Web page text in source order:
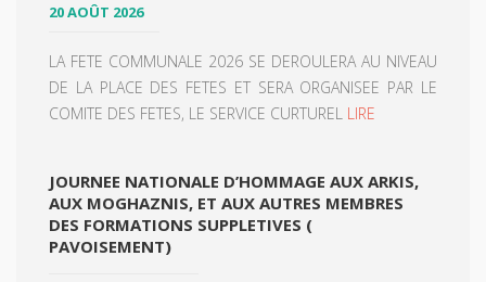
20 AOÛT 2026
LA FETE COMMUNALE 2026 SE DEROULERA AU NIVEAU
DE LA PLACE DES FETES ET SERA ORGANISEE PAR LE
COMITE DES FETES, LE SERVICE CURTUREL LIRE
JOURNEE NATIONALE D’HOMMAGE AUX ARKIS,
AUX MOGHAZNIS, ET AUX AUTRES MEMBRES
DES FORMATIONS SUPPLETIVES (
PAVOISEMENT)